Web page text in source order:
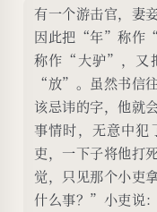
有一个游击官，妻
因此把“年”称
称作“大驴”，
“放”。虽然书信
该忌讳的字，他就
事情时，无意中犯
吏，一下子将他打
觉，只见那个小吏
什么事？”小吏说